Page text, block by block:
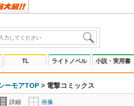
TL ライトノベル 小説・実用書
ーモアTOP > 電撃コミックス
詳細 画像